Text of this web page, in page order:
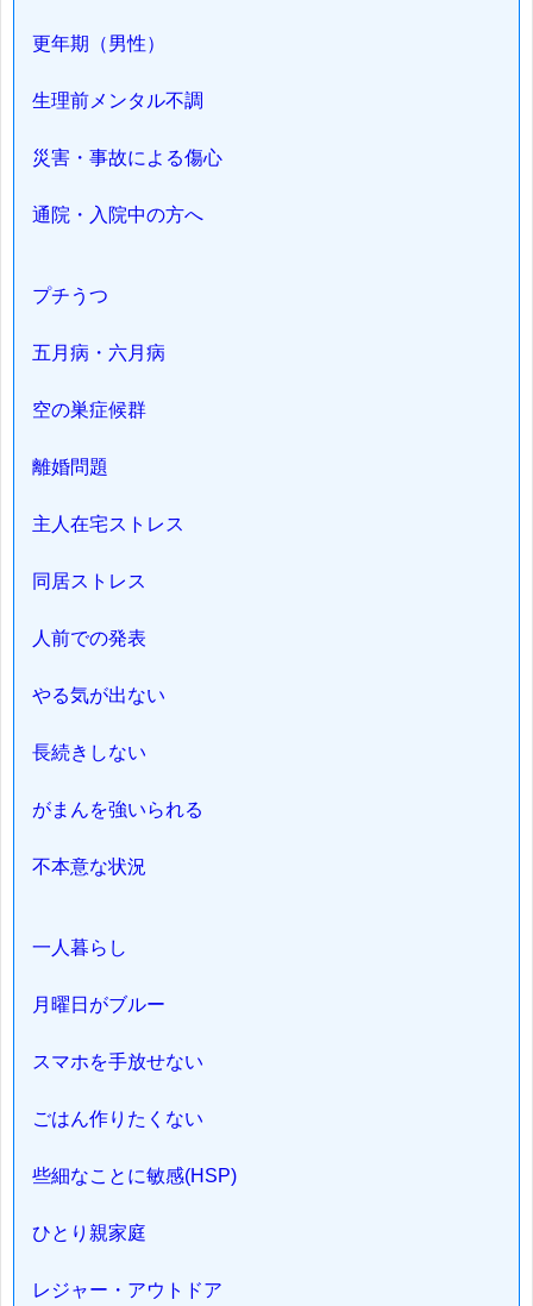
更年期（男性）
生理前メンタル不調
災害・事故による傷心
通院・入院中の方へ
プチうつ
五月病・六月病
空の巣症候群
離婚問題
主人在宅ストレス
同居ストレス
人前での発表
やる気が出ない
長続きしない
がまんを強いられる
不本意な状況
一人暮らし
月曜日がブルー
スマホを手放せない
ごはん作りたくない
些細なことに敏感(HSP)
ひとり親家庭
レジャー・アウトドア